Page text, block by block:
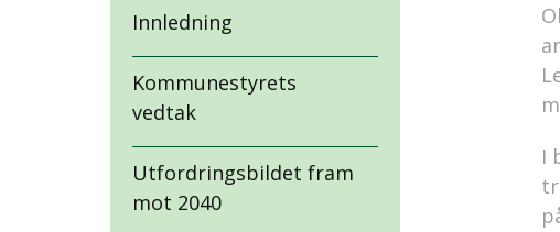
Innledning
Kommunestyrets
vedtak
Utfordringsbildet fram
mot 2040
I